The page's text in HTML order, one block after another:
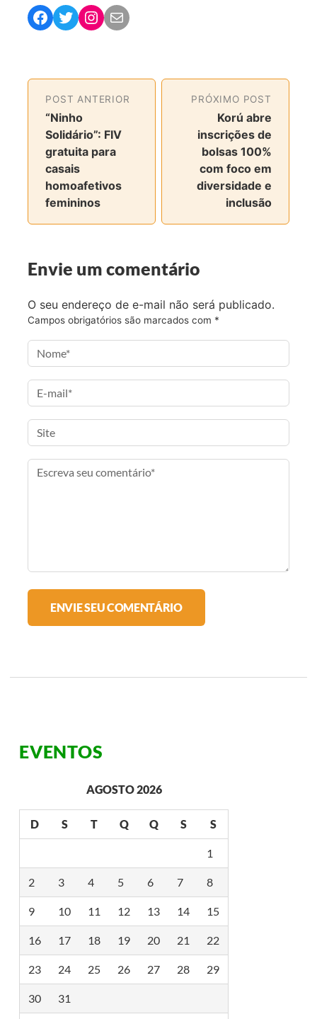
C
r
t
i
l
h
a
r
n
a
e
b
o
o
C
r
t
i
l
h
a
r
n
w
t
t
e
C
r
i
l
a
r
n
n
t
a
g
C
r
v
e
m
a
i
POST ANTERIOR
“Ninho
Solidário”: FIV
gratuita para
casais
homoafetivos
femininos
PRÓXIMO POST
Korú abre
inscrições de
bolsas 100%
com foco em
diversidade e
inclusão
Envie um comentário
O seu endereço de e-mail não será publicado.
Campos obrigatórios são marcados com *
EVENTOS
AGOSTO 2026
D S T Q Q S S
1
2 3 4 5 6 7 8
9 10 11 12 13 14 15
16 17 18 19 20 21 22
23 24 25 26 27 28 29
30 31